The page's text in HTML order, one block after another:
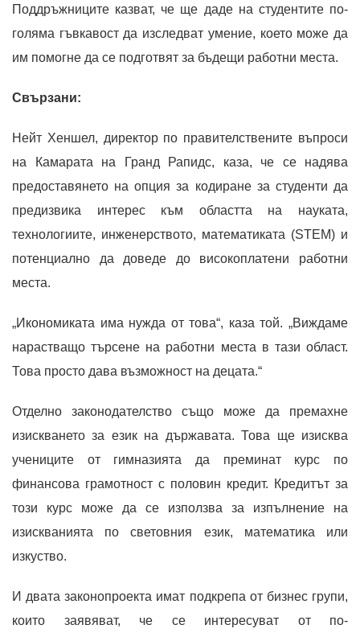
Поддръжниците казват, че ще даде на студентите по-
голяма гъвкавост да изследват умение, което може да
им помогне да се подготвят за бъдещи работни места.
Свързани:
Нейт Хеншел, директор по правителствените въпроси
на Камарата на Гранд Рапидс, каза, че се надява
предоставянето на опция за кодиране за студенти да
предизвика интерес към областта на науката,
технологиите, инженерството, математиката (STEM) и
потенциално да доведе до високоплатени работни
места.
„Икономиката има нужда от това“, каза той. „Виждаме
нарастващо търсене на работни места в тази област.
Това просто дава възможност на децата.“
Отделно законодателство също може да премахне
изискването за език на държавата. Това ще изисква
учениците от гимназията да преминат курс по
финансова грамотност с половин кредит. Кредитът за
този курс може да се използва за изпълнение на
изискванията по световния език, математика или
изкуство.
И двата законопроекта имат подкрепа от бизнес групи,
които заявяват, че се интересуват от по-